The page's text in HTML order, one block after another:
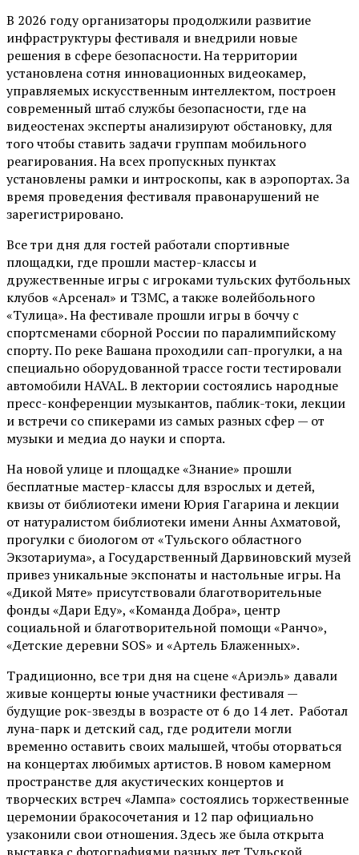
В 2026 году организаторы продолжили развитие
инфраструктуры фестиваля и внедрили новые
решения в сфере безопасности. На территории
установлена сотня инновационных видеокамер,
управляемых искусственным интеллектом, построен
современный штаб службы безопасности, где на
видеостенах эксперты анализируют обстановку, для
того чтобы ставить задачи группам мобильного
реагирования. На всех пропускных пунктах
установлены рамки и интроскопы, как в аэропортах. За
время проведения фестиваля правонарушений не
зарегистрировано.
Все три дня для гостей работали спортивные
площадки, где прошли мастер-классы и
дружественные игры с игроками тульских футбольных
клубов «Арсенал» и ТЗМС, а также волейбольного
«Тулица». На фестивале прошли игры в боччу с
спортсменами сборной России по паралимпийскому
спорту. По реке Вашана проходили сап-прогулки, а на
специально оборудованной трассе гости тестировали
автомобили HAVAL. В лектории состоялись народные
пресс-конференции музыкантов, паблик-токи, лекции
и встречи со спикерами из самых разных сфер — от
музыки и медиа до науки и спорта.
На новой улице и площадке «Знание» прошли
бесплатные мастер-классы для взрослых и детей,
квизы от библиотеки имени Юрия Гагарина и лекции
от натуралистом библиотеки имени Анны Ахматовой,
прогулки с биологом от «Тульского областного
Экзотариума», а Государственный Дарвиновский музей
привез уникальные экспонаты и настольные игры. На
«Дикой Мяте» присутствовали благотворительные
фонды «Дари Еду», «Команда Добра», центр
социальной и благотворительной помощи «Ранчо»,
«Детские деревни SOS» и «Артель Блаженных».
Традиционно, все три дня на сцене«Ариэль» давали
живые концерты юные участники фестиваля —
будущие рок-звезды в возрасте от 6 до 14 лет. Работал
луна-парк и детский сад, где родители могли
временно оставить своих малышей, чтобы оторваться
на концертах любимых артистов. В новом камерном
пространстве для акустических концертов и
творческих встреч «Лампа» состоялись торжественные
церемонии бракосочетания и 12 пар официально
узаконили свои отношения. Здесь же была открыта